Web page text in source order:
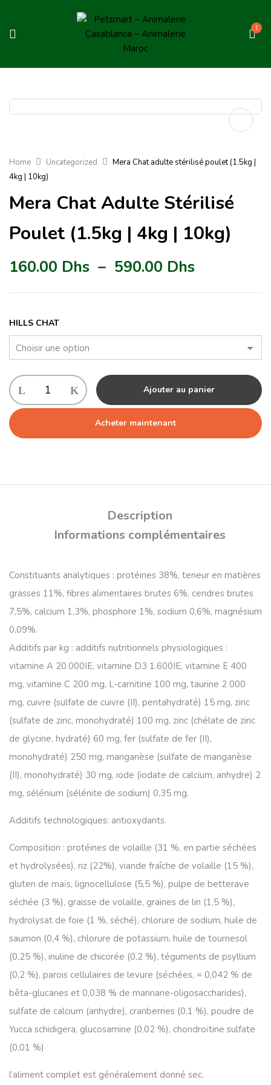
1
Home Uncategorized
Mera Chat adulte stérilisé poulet (1.5kg |
4kg | 10kg)
Mera Chat Adulte Stérilisé
Poulet (1.5kg | 4kg | 10kg)
160.00 Dhs – 590.00 Dhs
HILLS CHAT
Ajouter au panier
Acheter maintenant
Description
Informations complémentaires
Constituants analytiques : protéines 38%, teneur en matières
grasses 11%, fibres alimentaires brutes 6%, cendres brutes
7,5%, calcium 1,3%, phosphore 1%, sodium 0,6%, magnésium
0,09%.
Additifs par kg : additifs nutritionnels physiologiques :
vitamine A 20.000IE, vitamine D3 1.600IE, vitamine E 400
mg, vitamine C 200 mg, L-carnitine 100 mg, taurine 2 000
mg, cuivre (sulfate de cuivre (II), pentahydraté) 15 mg, zinc
(sulfate de zinc, monohydraté) 100 mg, zinc (chélate de zinc
de glycine, hydraté) 60 mg, fer (sulfate de fer (II),
monohydraté) 250 mg, manganèse (sulfate de manganèse
(II), monohydraté) 30 mg, iode (iodate de calcium, anhydre) 2
mg, sélénium (sélénite de sodium) 0,35 mg.
Additifs technologiques: antioxydants.
Composition : protéines de volaille (31 %, en partie séchées
et hydrolysées), riz (22%), viande fraîche de volaille (15 %),
gluten de maïs, lignocellulose (5,5 %), pulpe de betterave
séchée (3 %), graisse de volaille, graines de lin (1,5 %),
hydrolysat de foie (1 %, séché), chlorure de sodium, huile de
saumon (0,4 %), chlorure de potassium, huile de tournesol
(0,25 %), inuline de chicorée (0,2 %), téguments de psyllium
(0,2 %), parois cellulaires de levure (séchées, = 0,042 % de
bêta-glucanes et 0,038 % de mannane-oligosaccharides),
sulfate de calcium (anhydre), cranberries (0,1 %), poudre de
Yucca schidigera, glucosamine (0,02 %), chondroïtine sulfate
(0,01 %)
l’aliment complet est généralement donné sec.